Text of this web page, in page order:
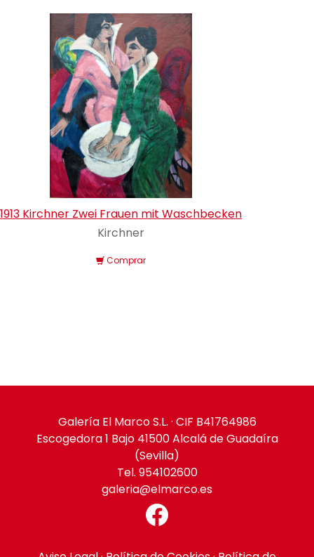
1913 Kirchner Zwei Frauen mit Waschbecken
Kirchner
Comprar
Galería El Marco S.L. · CIF B41764986
Escogedora 1 Bajo 41500 Alcalá de Guadaíra
(Sevilla)
Tel. 954102600
galeria@elmarco.es